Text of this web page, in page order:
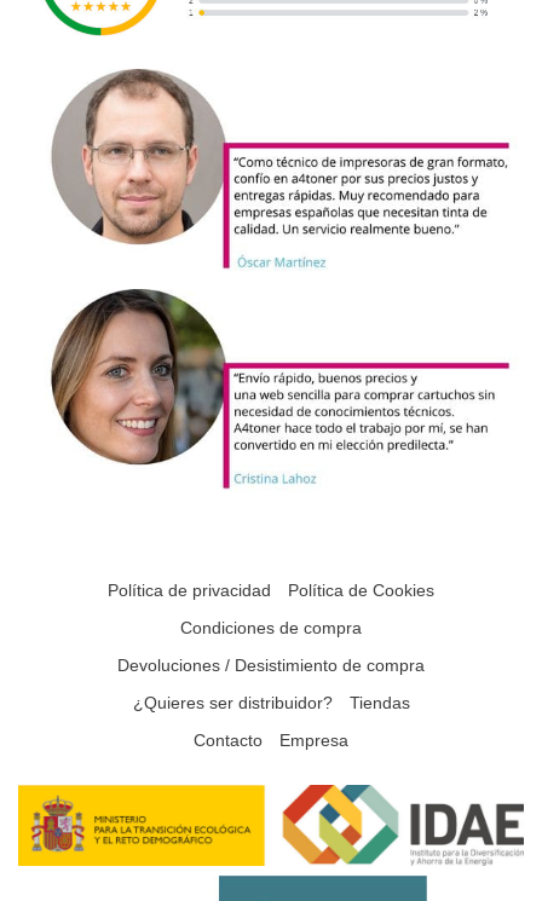
Política de privacidad
Política de Cookies
Condiciones de compra
Devoluciones / Desistimiento de compra
¿Quieres ser distribuidor?
Tiendas
Contacto
Empresa